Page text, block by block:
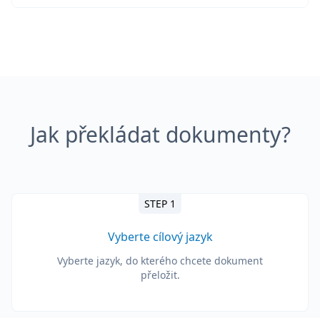
Jak překládat dokumenty?
STEP 1
Vyberte cílový jazyk
Vyberte jazyk, do kterého chcete dokument
přeložit.